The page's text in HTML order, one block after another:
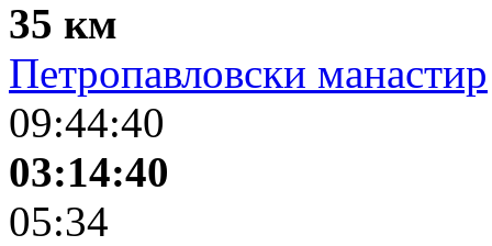
35 км
Петропавловски манастир
09:44:40
03:14:40
05:34